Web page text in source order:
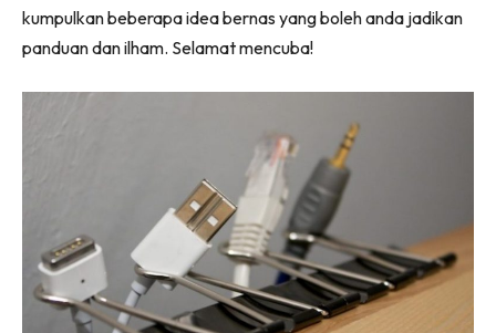
Impiana MakeOver
Lahar Dekor
Hub Ideaktiv
kumpulkan beberapa idea bernas yang boleh anda jadikan
panduan dan ilham. Selamat mencuba!